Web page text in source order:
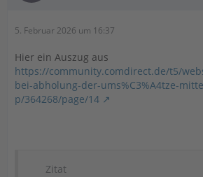
5. Februar 2026 um 16:37
Hier ein Auszug aus
https://community.comdirect.de/t5/
bei-abholung-der-ums%C3%A4tze-
p/364268/page/14
Zitat